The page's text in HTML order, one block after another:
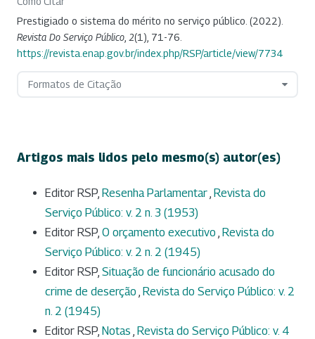
Prestigiado o sistema do mérito no serviço público. (2022).
Revista Do Serviço Público 2(1), 71-76.
https://revista.enap.gov.br/index.php/RSP/article/view/7734
Formatos de Citação
Artigos mais lidos pelo mesmo(s) autor(es)
Editor RSP, Resenha Parlamentar, Revista do
Serviço Público: v. 2 n. 3 (1953)
Editor RSP, O orçamento executivo , Revista do
Serviço Público: v. 2 n. 2 (1945)
Editor RSP, Situação de funcionário acusado do
crime de deserção , Revista do Serviço Público: v. 2
n. 2 (1945)
Editor RSP, Notas , Revista do Serviço Público: v. 4